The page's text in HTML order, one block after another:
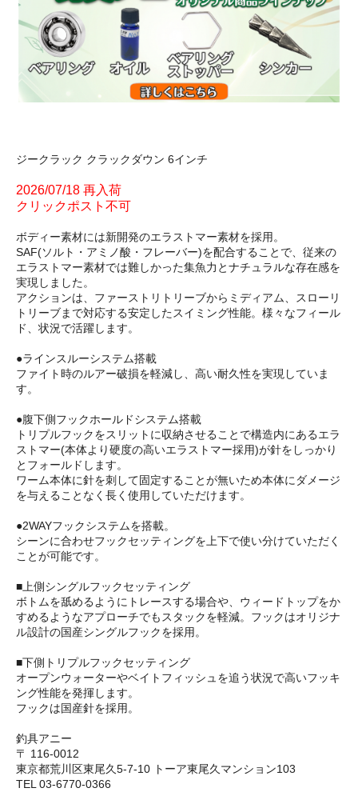
ジークラック クラックダウン 6インチ
2026/07/18 再入荷
クリックポスト不可
ボディー素材には新開発のエラストマー素材を採用。
SAF(ソルト・アミノ酸・フレーバー)を配合することで、従来の
エラストマー素材では難しかった集魚力とナチュラルな存在感を
実現しました。
アクションは、ファーストリトリーブからミディアム、スローリ
トリーブまで対応する安定したスイミング性能。様々なフィール
ド、状況で活躍します。
●ラインスルーシステム搭載
ファイト時のルアー破損を軽減し、高い耐久性を実現していま
す。
●腹下側フックホールドシステム搭載
トリプルフックをスリットに収納させることで構造内にあるエラ
ストマー(本体より硬度の高いエラストマー採用)が針をしっかり
とフォールドします。
ワーム本体に針を刺して固定することが無いため本体にダメージ
を与えることなく長く使用していただけます。
●2WAYフックシステムを搭載。
シーンに合わせフックセッティングを上下で使い分けていただく
ことが可能です。
■上側シングルフックセッティング
ボトムを舐めるようにトレースする場合や、ウィードトップをか
すめるようなアプローチでもスタックを軽減。フックはオリジナ
ル設計の国産シングルフックを採用。
■下側トリプルフックセッティング
オープンウォーターやベイトフィッシュを追う状況で高いフッキ
ング性能を発揮します。
フックは国産針を採用。
釣具アニー
〒 116-0012
東京都荒川区東尾久5-7-10 トーア東尾久マンション103
TEL 03-6770-0366